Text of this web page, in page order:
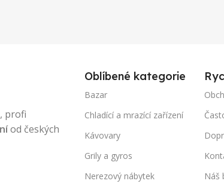
profi
od českých
Oblíbené kategorie
Bazar
Chladící a mrazící zařízení
Kávovary
Grily a gyros
Nerezový nábytek
Náš